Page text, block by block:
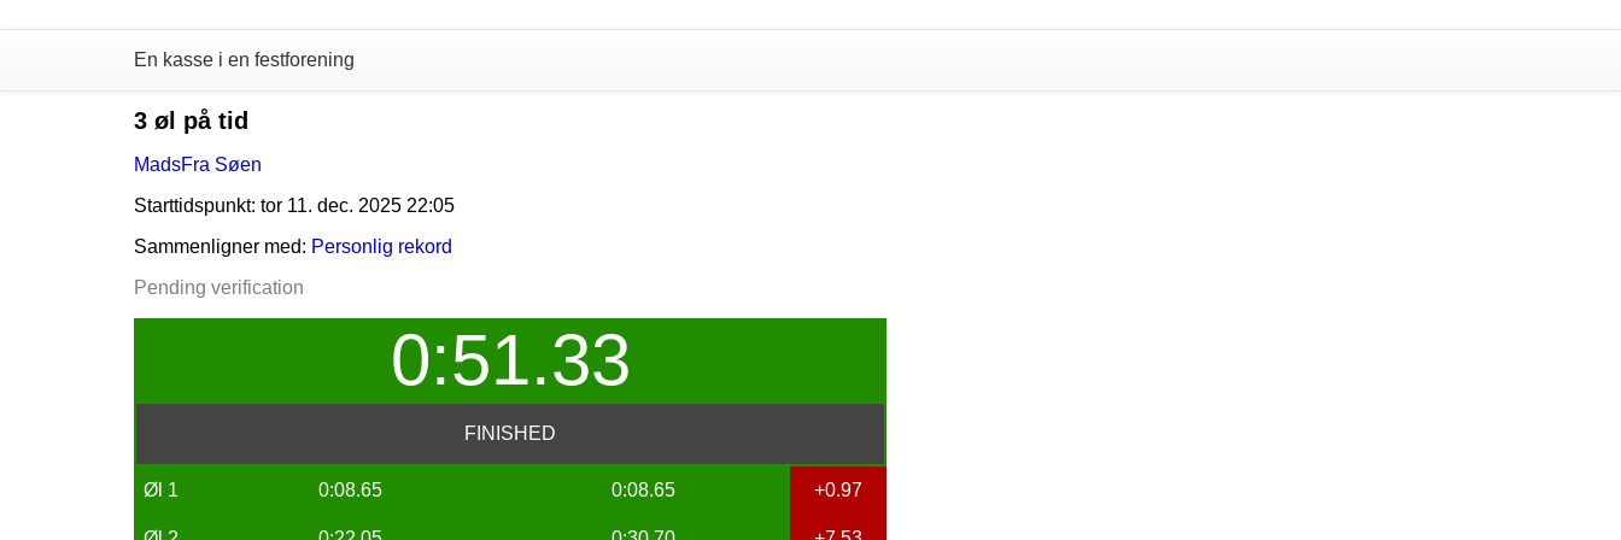
En kasse i en festforening
3 øl på tid
MadsFra Søen
Starttidspunkt: tor 11. dec. 2025 22:05
Sammenligner med: Personlig rekord
Pending verification
0:51.33
FINISHED
Øl 1 0:08.65 0:08.65 +0.97